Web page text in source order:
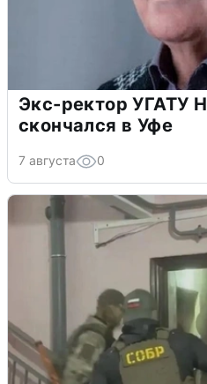
Экс-ректор УГАТУ
скончался в Уфе
7 августа 0